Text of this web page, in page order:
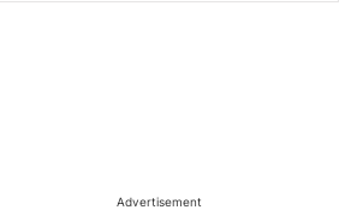
Advertisement